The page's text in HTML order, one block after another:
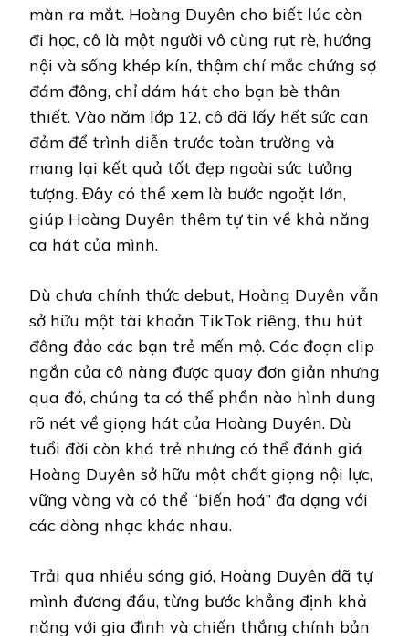
màn ra mắt. Hoàng Duyên cho biết lúc còn
đi học, cô là một người vô cùng rụt rè, hướng
nội và sống khép kín, thậm chí mắc chứng sợ
đám đông, chỉ dám hát cho bạn bè thân
thiết. Vào năm lớp 12, cô đã lấy hết sức can
đảm để trình diễn trước toàn trường và
mang lại kết quả tốt đẹp ngoài sức tưởng
tượng. Đây có thể xem là bước ngoặt lớn,
giúp Hoàng Duyên thêm tự tin về khả năng
ca hát của mình.
Dù chưa chính thức debut, Hoàng Duyên vẫn
sở hữu một tài khoản TikTok riêng, thu hút
đông đảo các bạn trẻ mến mộ. Các đoạn clip
ngắn của cô nàng được quay đơn giản nhưng
qua đó, chúng ta có thể phần nào hình dung
rõ nét về giọng hát của Hoàng Duyên. Dù
tuổi đời còn khá trẻ nhưng có thể đánh giá
Hoàng Duyên sở hữu một chất giọng nội lực,
vững vàng và có thể “biến hoá” đa dạng với
các dòng nhạc khác nhau.
Trải qua nhiều sóng gió, Hoàng Duyên đã tự
mình đương đầu, từng bước khẳng định khả
năng với gia đình và chiến thắng chính bản